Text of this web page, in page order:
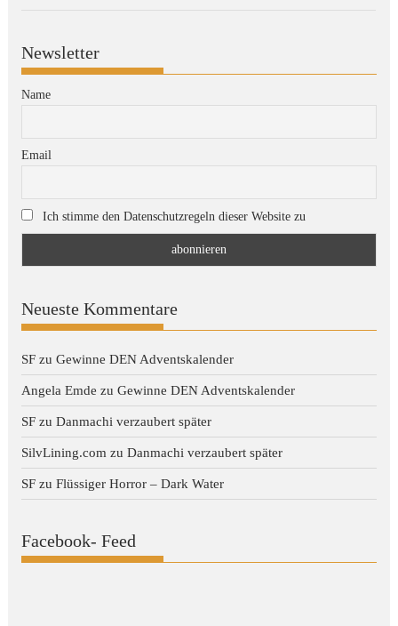
Newsletter
Name
Email
Ich stimme den Datenschutzregeln dieser Website zu
Neueste Kommentare
SF zuGewinne DEN Adventskalender
Angela Emde zuGewinne DEN Adventskalender
SF zuDanmachi verzaubert später
SilvLining.com zuDanmachi verzaubert später
SF zuFlüssiger Horror – Dark Water
Facebook- Feed